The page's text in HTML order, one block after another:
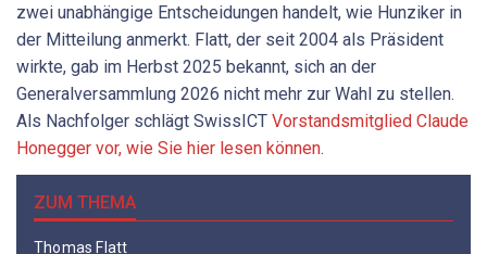
zwei unabhängige Entscheidungen handelt, wie Hunziker in
der Mitteilung anmerkt. Flatt, der seit 2004 als Präsident
wirkte, gab im Herbst 2025 bekannt, sich an der
Generalversammlung 2026 nicht mehr zur Wahl zu stellen.
Als Nachfolger schlägt SwissICT Vorstandsmitglied Claude
Honegger vor, wie Sie hier lesen können.
ZUM THEMA
Thomas Flatt